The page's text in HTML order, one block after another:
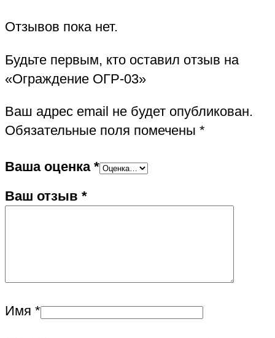
Отзывов пока нет.
Будьте первым, кто оставил отзыв на
«Ограждение ОГР-03»
Ваш адрес email не будет опубликован.
Обязательные поля помечены *
Ваша оценка *
Ваш отзыв *
Имя *